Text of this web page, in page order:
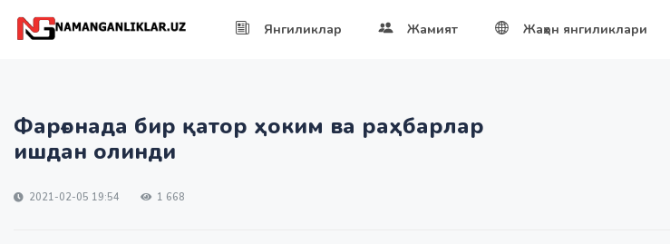
Янгиликлар Жамият Жаҳон янгиликлари
Фарғонада бир қатор ҳоким ва раҳбарлар
ишдан олинди
2021-02-05 19:54 1 668